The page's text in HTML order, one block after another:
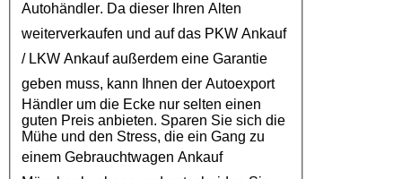
Autohändler. Da dieser Ihren Alten
weiterverkaufen und auf das PKW Ankauf
/ LKW Ankaufaußerdem eine Garantie
geben muss, kann Ihnen der Autoexport
Händler um die Ecke nur selten einen
guten Preis anbieten. Sparen Sie sich die
Mühe und den Stress, die ein Gang zu
einem Gebrauchtwagen Ankauf